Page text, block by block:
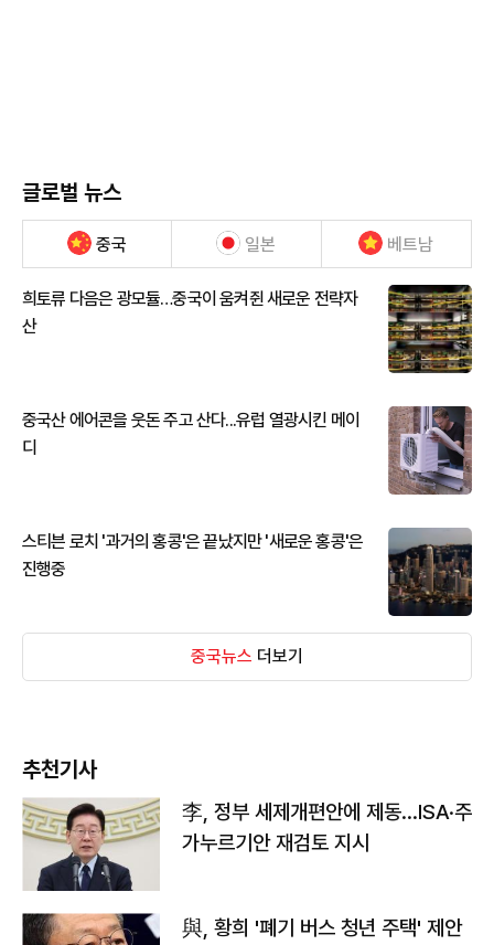
글로벌 뉴스
중국 일본 베트남
희토류 다음은 광모듈…중국이 움켜쥔 새로운 전략자
산
중국산 에어콘을 웃돈 주고 산다...유럽 열광시킨 메이
디
스티븐 로치 '과거의 홍콩'은 끝났지만 '새로운 홍콩'은
진행중
중국뉴스 더보기
추천기사
李, 정부 세제개편안에 제동…ISA·주
가누르기안 재검토 지시
與, 황희 '폐기 버스 청년 주택' 제안